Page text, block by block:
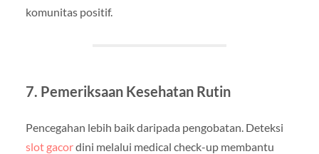
komunitas positif.
7. Pemeriksaan Kesehatan Rutin
Pencegahan lebih baik daripada pengobatan. Deteksi
slot gacordini melalui medical check-up membantu